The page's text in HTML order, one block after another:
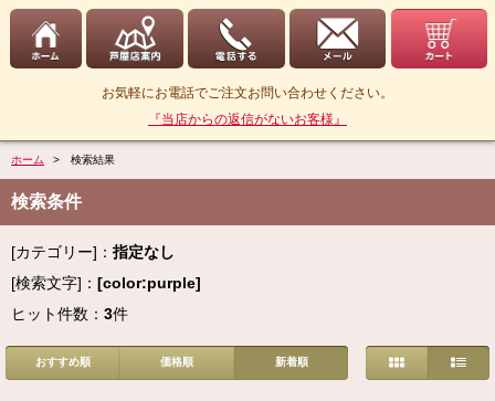
お気軽にお電話でご注文お問い合わせください。
『当店からの返信がないお客様』
ホーム > 検索結果
検索条件
[カテゴリー]： 指定なし
[検索文字]： [color:purple]
ヒット件数： 3件
おすすめ順 価格順 新着順